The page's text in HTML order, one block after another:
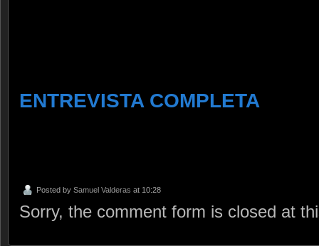
ENTREVISTA COMPLETA
Posted by Samuel Valderas at 10:28
Sorry, the comment form is closed at